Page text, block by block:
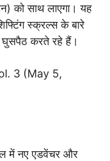
को साथ लाएगा। यह
स्क्रल्स के बारे
घुसपैठ करते रहे हैं।
3 (May 5,
में नए एडवेंचर और